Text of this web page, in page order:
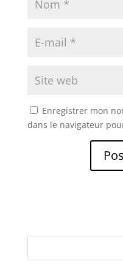
Enregistrer mon
dans le navigateur